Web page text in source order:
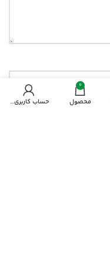
0
محصول حساب کاربری من